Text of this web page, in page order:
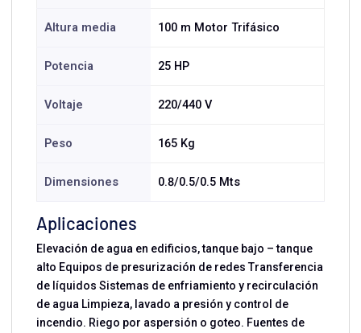
Altura media 100 m Motor Trifásico
Potencia 25 HP
Voltaje 220/440 V
Peso 165 Kg
Dimensiones 0.8/0.5/0.5 Mts
Aplicaciones
Elevación de agua en edificios, tanque bajo – tanque
alto Equipos de presurización de redes Transferencia
de líquidos Sistemas de enfriamiento y recirculación
de agua Limpieza, lavado a presión y control de
incendio. Riego por aspersión o goteo. Fuentes de